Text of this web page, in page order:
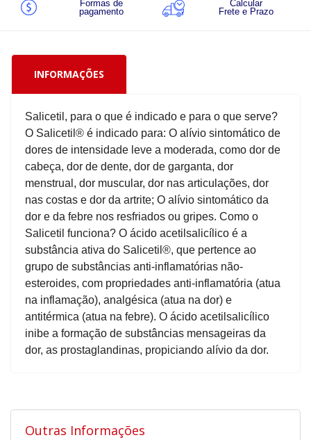
Formas de
pagamento
Calcular
Frete e Prazo
INFORMAÇÕES
Salicetil, para o que é indicado e para o que serve?
O Salicetil® é indicado para: O alívio sintomático de
dores de intensidade leve a moderada, como dor de
cabeça, dor de dente, dor de garganta, dor
menstrual, dor muscular, dor nas articulações, dor
nas costas e dor da artrite; O alívio sintomático da
dor e da febre nos resfriados ou gripes. Como o
Salicetil funciona? O ácido acetilsalicílico é a
substância ativa do Salicetil®, que pertence ao
grupo de substâncias anti-inflamatórias não-
esteroides, com propriedades anti-inflamatória (atua
na inflamação), analgésica (atua na dor) e
antitérmica (atua na febre). O ácido acetilsalicílico
inibe a formação de substâncias mensageiras da
dor, as prostaglandinas, propiciando alívio da dor.
Outras Informações